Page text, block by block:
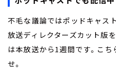
不毛な議論ではポッドキャス
放送ディレクターズカット版
は本放送から1週間です。こ
せ。